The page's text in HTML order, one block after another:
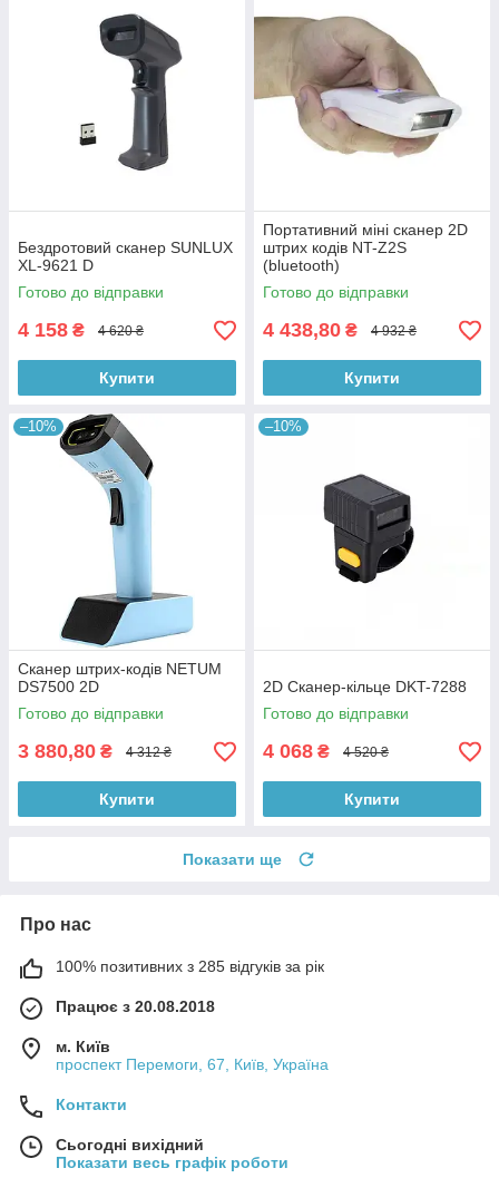
Бездротовий сканер SUNLUX
XL-9621 D
Готово до відправки
4 158 ₴ 4 620 ₴
Купити
Портативний міні сканер 2D
штрих кодів NT-Z2S
(bluetooth)
Готово до відправки
4 438,80 ₴ 4 932 ₴
Купити
–10%
Сканер штрих-кодів NETUM
DS7500 2D
Готово до відправки
3 880,80 ₴ 4 312 ₴
Купити
–10%
2D Сканер-кільце DKT-7288
Готово до відправки
4 068 ₴ 4 520 ₴
Купити
Показати ще
Про нас
100% позитивних з 285 відгуків за рік
Працює з 20.08.2018
м. Київ
проспект Перемоги, 67, Київ, Україна
Контакти
Сьогодні вихідний
Показати весь графік роботи